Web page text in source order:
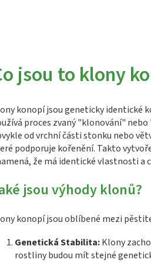
jsou to klony
konopí jsou geneticky identické
proces zvaný "klonování"
od vrchní části stonku nebo
podporuje kořenění. Takto
že má identické vlastnosti a
jsou výhody klonů?
konopí jsou oblíbené mezi
Genetická Stabilita:Klony
rostliny budou mít stejné